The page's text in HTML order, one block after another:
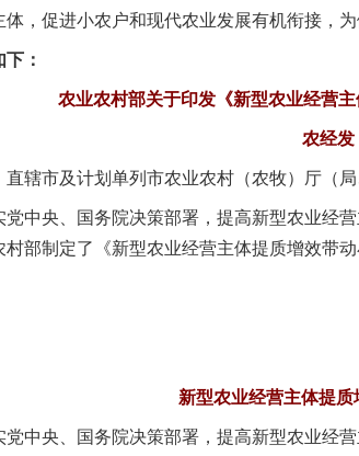
体，促进小农户和现代农业发展有机衔接，
：
农业农村部关于印发《新型农业经营
农经发
辖市及计划单列市农业农村（农牧）厅（
央、国务院决策部署，提高新型农业经营
村部制定了《新型农业经营主体提质增效带
新型农业经营主体提
央、国务院决策部署，提高新型农业经营